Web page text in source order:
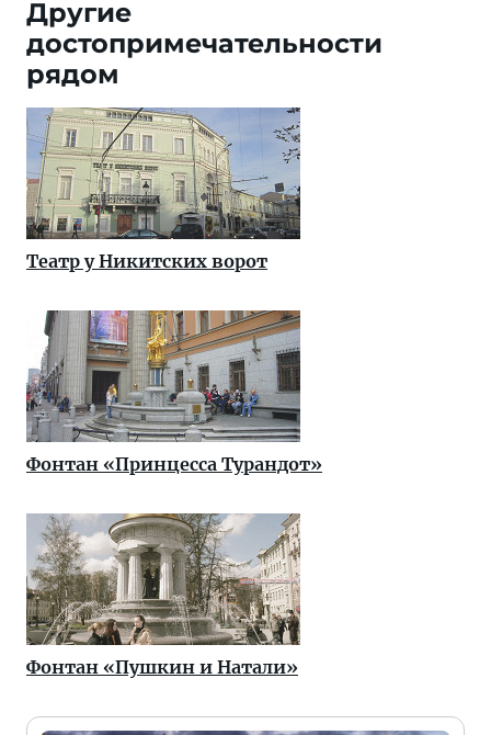
Другие
достопримечательности
рядом
Театр у Никитских ворот
Фонтан «Принцесса Турандот»
Фонтан «Пушкин и Натали»